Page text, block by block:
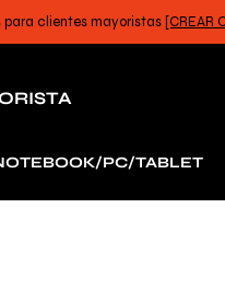
para clientes mayoristas [CREAR
PC/TABLET